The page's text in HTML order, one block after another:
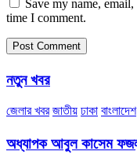
Save my name,
time I comment.
নতুন খবর
জেলার খবর জাতীয় ঢাকা বাংলাদেশ
অধ্যাপক আবুল কাসেম